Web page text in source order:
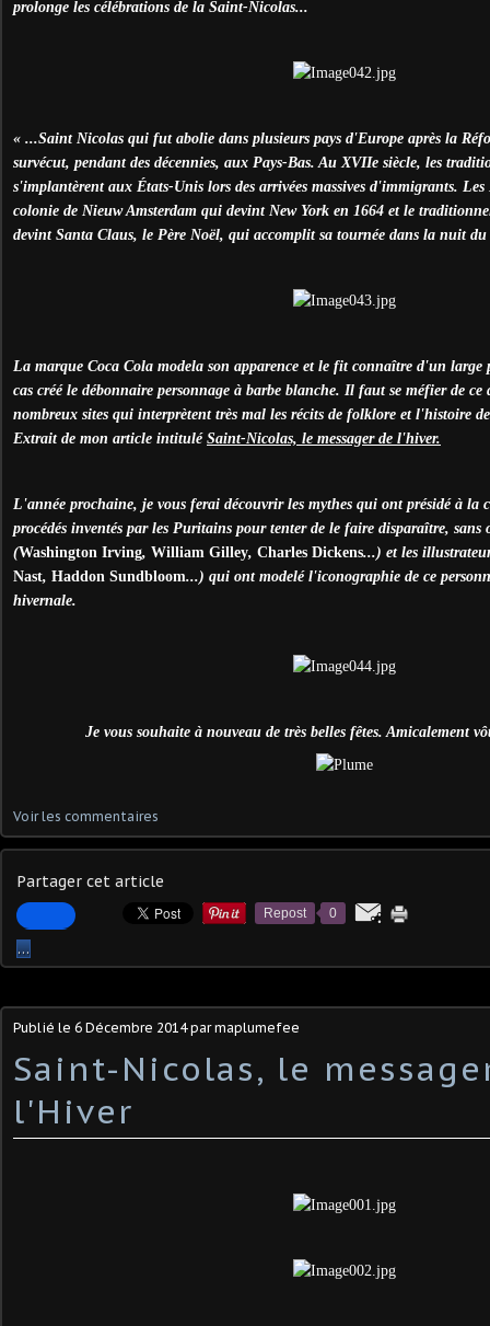
prolonge les célébrations de la Saint-Nicolas...
« ...Saint Nicolas qui fut abolie dans plusieurs pays d'Europe après la
survécut, pendant des décennies, aux Pays-Bas. Au XVIIe siècle, les
s'implantèrent aux États-Unis lors des arrivées massives d'immigrants.
colonie de Nieuw Amsterdam qui devint New York en 1664 et le
devint Santa Claus, le Père Noël, qui accomplit sa tournée dans la nuit du
La marque Coca Cola modela son apparence et le fit connaître d'un
cas créé le débonnaire personnage à barbe blanche. Il faut se méfier de
nombreux sites qui interprètent très mal les récits de folklore et l'histoire
Extrait de mon article intitulé Saint-Nicolas, le messager de l'hiver.
L'année prochaine, je vous ferai découvrir les mythes qui ont présidé à la
procédés inventés par les Puritains pour tenter de le faire disparaître, sans
(Washington Irving, William Gilley, Charles Dickens...) et les
Nast, Haddon Sundbloom...) qui ont modelé l'iconographie de ce
hivernale.
Je vous souhaite à nouveau de très belles fêtes. Amicalement
Voir les commentaires
Partager cet article
Repost 0
…
Publié le 6 Décembre 2014par maplumefee
Saint-Nicolas, le
l'Hiver